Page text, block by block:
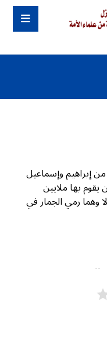
إبراهيم وإسماعيل
بها ملايين
وهما رمي الجمار في